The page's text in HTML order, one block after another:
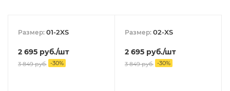
Размер: 01-2XS
2 695 руб./шт
3 849руб. -30%
Размер: 02-XS
2 695 руб./шт
3 849руб. -30%